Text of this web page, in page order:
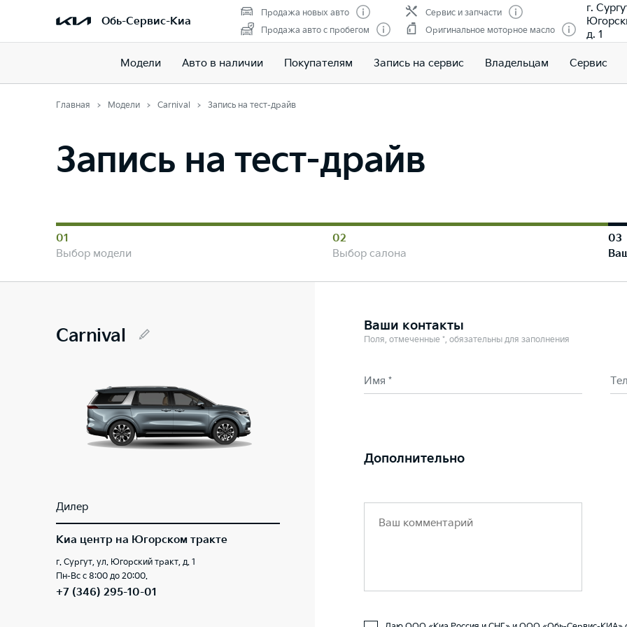
Обь-Сервис-Киа
Продажа новых авто
Продажа авто с пробегом
Сервис и запчасти
Оригинальное моторное масло
г.
д. 1
Модели Авто в наличии Покупателям Запись на сервис Владельцам Сервис
Главная Модели Carnival Запись на тест-драйв
Запись на тест-драйв
01
Выбор модели
02
Выбор салона
03
Carnival
Дилер
Киа центр на Югорском тракте
г. Сургут, ул. Югорский тракт, д. 1
Пн-Вс с 8:00 до 20:00.
+7 (346) 295-10-01
Ваши контакты
Поля, отмеченные *, обязательны для заполнения
Имя *
Дополнительно